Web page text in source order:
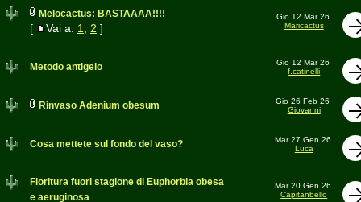
Melocactus: BASTAAAA!!!!
[ Vai a: 1 2 ]
Gio 12 Mar 26
Maricactus
Metodo antigelo
Gio 12 Mar 26
f.catinelli
Rinvaso Adenium obesum
Gio 26 Feb 26
Giovanni
Cosa mettete sul fondo del vaso?
Mar 27 Gen 26
Luca
Fioritura fuori stagione di Euphorbia obesa
e aeruginosa
Mar 20 Gen 26
Capitanbello